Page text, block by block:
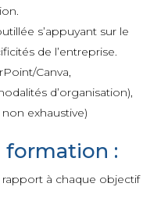
s’appuyant sur le
de l’entreprise.
Canva,
d’organisation),
exhaustive)
formation :
rapport à chaque objectif